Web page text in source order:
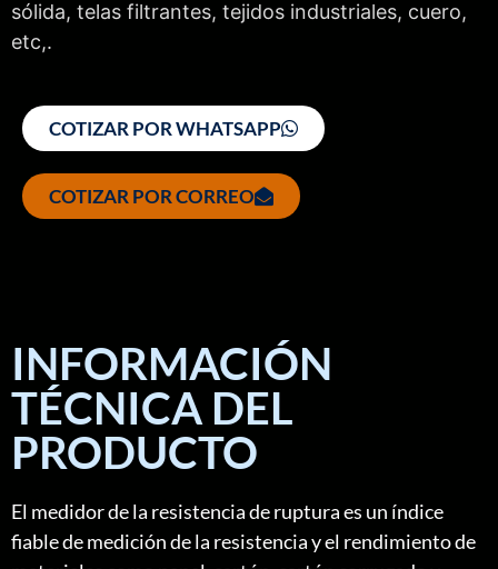
sólida, telas filtrantes, tejidos industriales, cuero,
etc,.
COTIZAR POR WHATSAPP
COTIZAR POR CORREO
INFORMACIÓN
TÉCNICA DEL
PRODUCTO
El medidor de la resistencia de ruptura es un índice
fiable de medición de la resistencia y el rendimiento de